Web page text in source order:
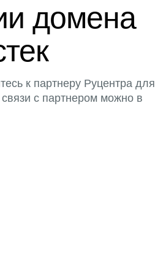
домена
к партнеру Руцентра для
с партнером можно в